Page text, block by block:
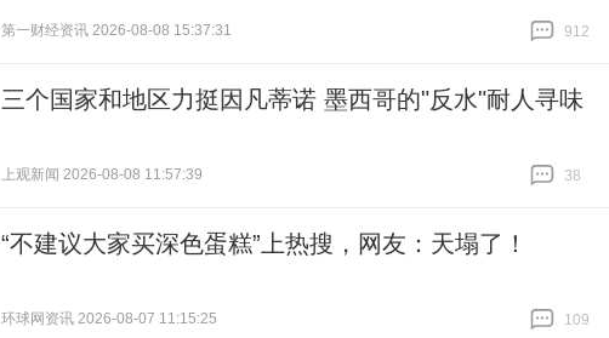
第一财经资讯 2026-08-08 15:37:31
912
三个国家和地区力挺因凡蒂诺 墨西哥的"反水"耐人寻味
上观新闻 2026-08-08 11:57:39
38
“不建议大家买深色蛋糕”上热搜，网友：天塌了！
环球网资讯 2026-08-07 11:15:25
109